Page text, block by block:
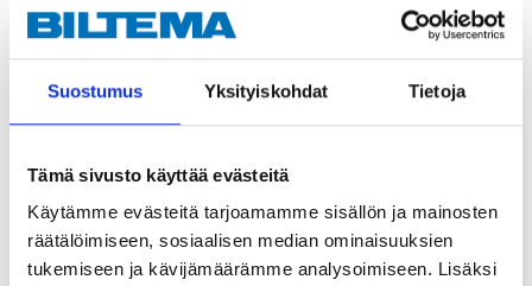
Suostumus Yksityiskohdat Tietoja
Tämä sivusto käyttää evästeitä
Käytämme evästeitä tarjoamamme sisällön ja mainosten
räätälöimiseen, sosiaalisen median ominaisuuksien
tukemiseen ja kävijämäärämme analysoimiseen. Lisäksi
lämpötilassa.
Ruiskutusetäisyys n. 25 cm.
Tarvittaessa käännä suuttimen etummaista
(keltaista) osaa, jotta voit levittää pystysuoria
kerroksia.
Odota 2–3 minuuttia kerrosten välillä.
Käyttämisen jälkeen käännä tölkki ylösalaisin ja
puhalla venttiili puhtaaksi.